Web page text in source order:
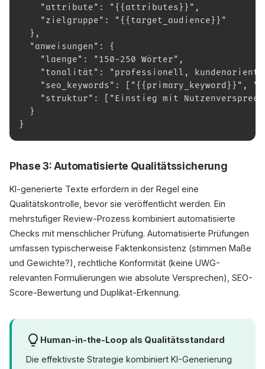
"attribute": "{{attributes}}",
"zielgruppe": "{{target_audience}}"
},
"anweisungen": {
"laenge": "150-250 Wörter",
"tonalität": "professionell,
"seo_keywords": ["{{primary_keyword}}",
"struktur": ["Einstieg mit
}
}
Phase 3: Automatisierte Qualitätssicherung
KI-generierte Texte erfordern in der Regel eine
Qualitätskontrolle, bevor sie veröffentlicht werden. Ein
mehrstufiger Review-Prozess kombiniert automatisierte
Checks mit menschlicher Prüfung. Automatisierte Prüfungen
umfassen typischerweise Faktenkonsistenz (stimmen Maße
und Gewichte?), rechtliche Konformität (keine UWG-
relevanten Formulierungen wie absolute Versprechen), SEO-
Score-Bewertung und Duplikat-Erkennung.
Human-in-the-Loop als Qualitätsstandard
Die effektivste Strategie kombiniert KI-Generierung